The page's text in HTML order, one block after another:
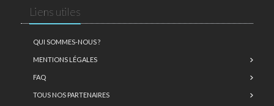
Liens utiles
QUI SOMMES-NOUS ?
MENTIONS LÉGALES
FAQ
TOUS NOS PARTENAIRES